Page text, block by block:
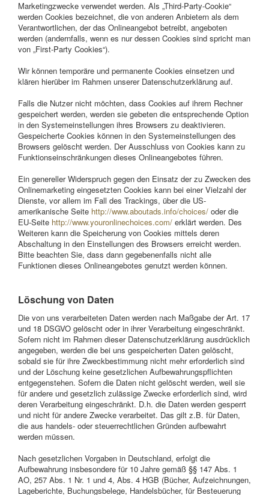
Marketingzwecke verwendet werden. Als „Third-Party-Cookie“
werden Cookies bezeichnet, die von anderen Anbietern als dem
Verantwortlichen, der das Onlineangebot betreibt, angeboten
werden (andernfalls, wenn es nur dessen Cookies sind spricht man
von „First-Party Cookies“).
Wir können temporäre und permanente Cookies einsetzen und
klären hierüber im Rahmen unserer Datenschutzerklärung auf.
Falls die Nutzer nicht möchten, dass Cookies auf ihrem Rechner
gespeichert werden, werden sie gebeten die entsprechende Option
in den Systemeinstellungen ihres Browsers zu deaktivieren.
Gespeicherte Cookies können in den Systemeinstellungen des
Browsers gelöscht werden. Der Ausschluss von Cookies kann zu
Funktionseinschränkungen dieses Onlineangebotes führen.
Ein genereller Widerspruch gegen den Einsatz der zu Zwecken des
Onlinemarketing eingesetzten Cookies kann bei einer Vielzahl der
Dienste, vor allem im Fall des Trackings, über die US-
amerikanische Seite http://www.aboutads.info/choices/ oder die
EU-Seite http://www.youronlinechoices.com/ erklärt werden. Des
Weiteren kann die Speicherung von Cookies mittels deren
Abschaltung in den Einstellungen des Browsers erreicht werden.
Bitte beachten Sie, dass dann gegebenenfalls nicht alle
Funktionen dieses Onlineangebotes genutzt werden können.
Löschung von Daten
Die von uns verarbeiteten Daten werden nach Maßgabe der Art. 17
und 18 DSGVO gelöscht oder in ihrer Verarbeitung eingeschränkt.
Sofern nicht im Rahmen dieser Datenschutzerklärung ausdrücklich
angegeben, werden die bei uns gespeicherten Daten gelöscht,
sobald sie für ihre Zweckbestimmung nicht mehr erforderlich sind
und der Löschung keine gesetzlichen Aufbewahrungspflichten
entgegenstehen. Sofern die Daten nicht gelöscht werden, weil sie
für andere und gesetzlich zulässige Zwecke erforderlich sind, wird
deren Verarbeitung eingeschränkt. D.h. die Daten werden gesperrt
und nicht für andere Zwecke verarbeitet. Das gilt z.B. für Daten,
die aus handels- oder steuerrechtlichen Gründen aufbewahrt
werden müssen.
Nach gesetzlichen Vorgaben in Deutschland, erfolgt die
Aufbewahrung insbesondere für 10 Jahre gemäß §§ 147 Abs. 1
AO, 257 Abs. 1 Nr. 1 und 4, Abs. 4 HGB (Bücher, Aufzeichnungen,
Lageberichte, Buchungsbelege, Handelsbücher, für Besteuerung